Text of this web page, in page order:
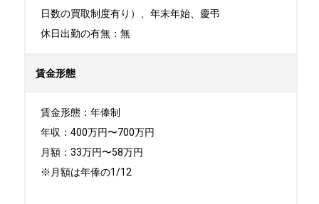
日数の買取制度有り）、年末年始、慶弔
休日出勤の有無：無
賃金形態
賃金形態：年俸制
年収：400万円〜700万円
月額：33万円〜58万円
※月額は年俸の1/12